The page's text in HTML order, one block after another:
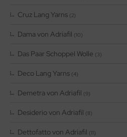
Cruz Lang Yarns (2)
Dama von Adriafil (10)
Das Paar Schoppel Wolle (3)
Deco Lang Yarns (4)
Demetra von Adriafil (9)
Desiderio von Adriafil (8)
Dettofatto von Adriafil (11)